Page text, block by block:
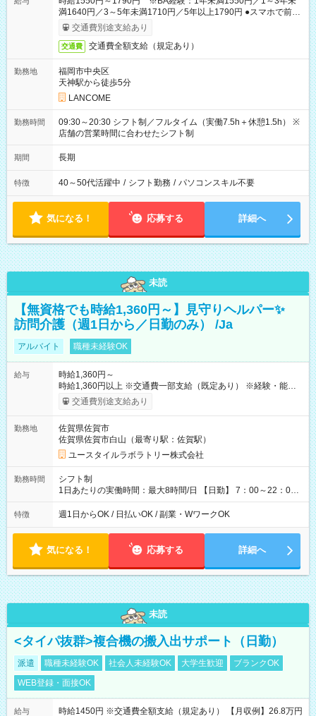
満1640円／3～5年未満1710円／5年以上1790円 ●スマホで前払
いOK（※上限、条件あり）
交通費別途支給あり
交通費 交通費全額支給（規定あり）
勤務地
福岡市中央区
天神駅から徒歩5分
LANCOME
勤務時間
09:30～20:30 シフト制／フルタイム（実働7.5h＋休憩1.5h） ※
店舗の営業時間に合わせたシフト制
期間 長期
特徴 40～50代活躍中 / シフト勤務 / パソコンスキル不要
気になる！ 応募する 詳細へ
未読
【無資格でも時給1,360円～】見守りヘルパー✨
訪問介護（週1日から／日勤のみ） /Ja
アルバイト 職種未経験OK
給与
時給1,360円～
時給1,360円以上 ※交通費一部支給（既定あり） ※経験・能力を
考慮して決定します 【収入例】 週1回勤務の場合：1,360円×8時
間×4回=4万3,520円 週3回勤務の場合：1,360円×8時間×12回
7,600円 【試用期間】試用期間あり 試用期間の長さ：2ヶ月
※ 雇用形態と給与に、本採用時と異なる部分があります。 雇用
形態：本採用時と同じです。 給与：時給 1,030円以上
交通費別途支給あり
勤務地
佐賀県佐賀市
佐賀県佐賀市白山（最寄り駅：佐賀駅）
ユースタイルラボラトリー株式会社
勤務時間
シフト制
1日あたりの実働時間：最大8時間/日 【日勤】 7：00～22：00
の間で4～8時間勤務（休憩時間は法定通り） ※週1日～OK ／ 1
日4時間から勤務OK ／ 夜勤なし ＊＊ 勤務時間例 ＊＊ ■7時
変動 ※曜日固定（毎週同じ曜日勤務）
特徴 週1日からOK / 日払いOK / 副業・WワークOK
気になる！ 応募する 詳細へ
未読
<タイパ抜群>複合機の搬入出サポート（日勤）
派遣 職種未経験OK 社会人未経験OK 大学生歓迎
ブランクOK
WEB登録・面接OK
給与 時給1450円 ※交通費全額支給（規定あり） 【月収例】26.8万円